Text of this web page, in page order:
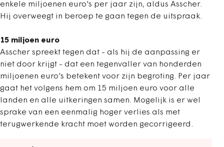
enkele miljoenen euro's per jaar zijn, aldus Asscher.
Hij overweegt in beroep te gaan tegen de uitspraak.
15 miljoen euro
Asscher spreekt tegen dat - als hij de aanpassing er
niet door krijgt - dat een tegenvaller van honderden
miljoenen euro's betekent voor zijn begroting. Per jaar
gaat het volgens hem om 15 miljoen euro voor alle
landen en alle uitkeringen samen. Mogelijk is er wel
sprake van een eenmalig hoger verlies als met
terugwerkende kracht moet worden gecorrigeerd.